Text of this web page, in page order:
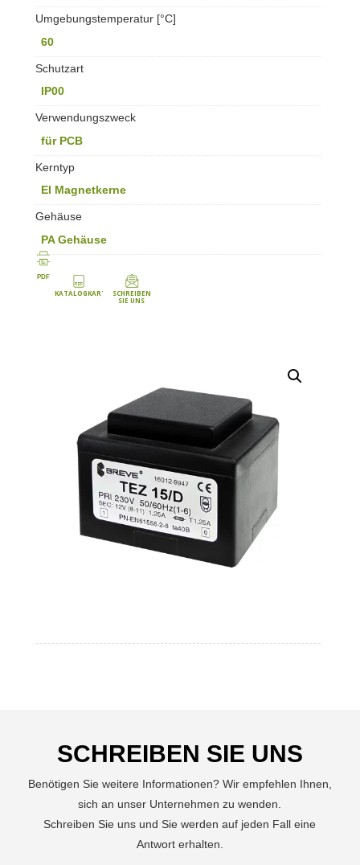
Umgebungstemperatur [°C]
60
Schutzart
IP00
Verwendungszweck
für PCB
Kerntyp
EI Magnetkerne
Gehäuse
PA Gehäuse
PDF
KATALOGKARTE
SCHREIBEN
SIE UNS
SCHREIBEN SIE UNS
Benötigen Sie weitere Informationen? Wir empfehlen Ihnen,
sich an unser Unternehmen zu wenden.
Schreiben Sie uns und Sie werden auf jeden Fall eine
Antwort erhalten.